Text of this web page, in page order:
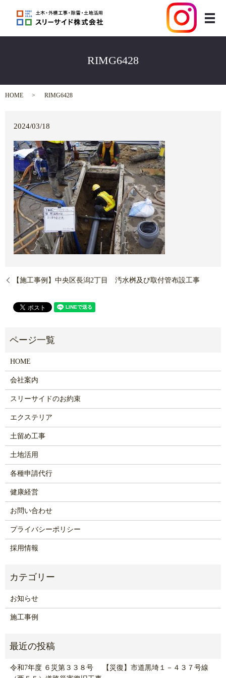
メ
RIMG6428
HOME RIMG6428
2024/03/18
【施工事例】中央区長潟2丁目 汚水桝及び取付管布設工事
HOME
会社案内
スリーサイドのお約束
エクステリア
土留め工事
土地活用
各種申請代行
健康経営
お問い合わせ
プライバシーポリシー
採用情報
お知らせ
施工事例
令和7年度 ６災第３３８号 【災復】市道黒埼１－４３７号線